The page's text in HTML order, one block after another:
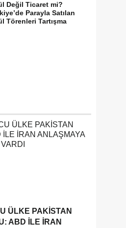
Değil Ticaret mi?
Parayla Satılan
Törenleri Tartışma
ÜLKE PAKISTAN
ABD ILE İRAN